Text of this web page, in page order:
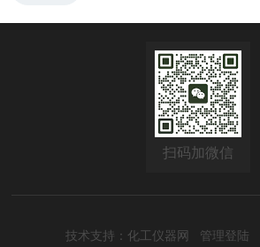
扫码加微信
技术支持： 化工仪器网 管理登陆